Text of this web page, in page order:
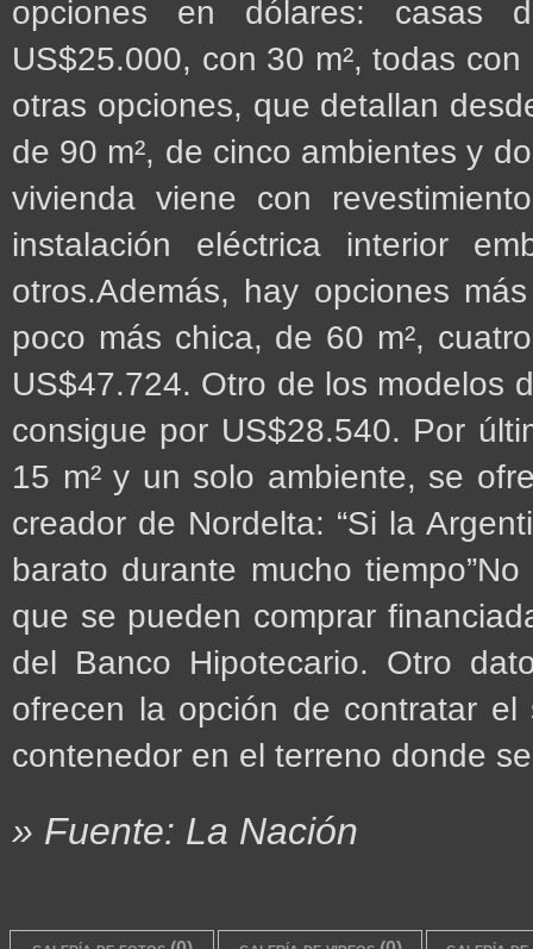
opciones en dólares: casas
US$25.000, con 30 m², todas
otras opciones, que detallan
de 90 m², de cinco ambientes y
vivienda viene con
instalación eléctrica interior
otros.Además, hay opciones
poco más chica, de 60 m²,
US$47.724. Otro de los modelos
consigue por US$28.540. Por
15 m² y un solo ambiente, se
creador de Nordelta: “Si la
barato durante mucho
que se pueden comprar
del Banco Hipotecario. Otro
ofrecen la opción de contratar
contenedor en el terreno donde
» Fuente: La Nación